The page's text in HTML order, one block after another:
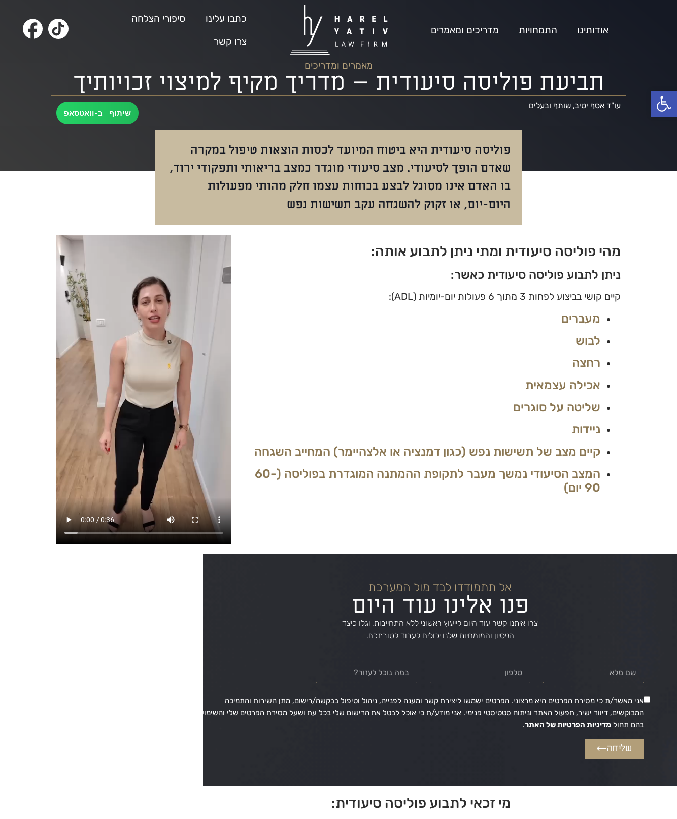
פתח סרגל נגישות
אודותינו התמחויות מדריכים ומאמרים
כתבו עלינו
סיפורי הצלחה
צרו קשר
מאמרים ומדריכים
תביעת פוליסה סיעודית – מדריך מקיף למיצוי זכויותיך
עו"ד אסף יטיב, שותף ובעלים
שיתוף ב-וואטסאפ
פוליסה סיעודית היא ביטוח המיועד לכסות הוצאות טיפול במקרה
שאדם הופך לסיעודי. מצב סיעודי מוגדר כמצב בריאותי ותפקודי ירוד,
בו האדם אינו מסוגל לבצע בכוחות עצמו חלק מהותי מפעולות
היום-יום, או זקוק להשגחה עקב תשישות נפש
מהי פוליסה סיעודית ומתי ניתן לתבוע אותה:
ניתן לתבוע פוליסה סיעודית כאשר:
קיים קושי בביצוע לפחות 3 מתוך 6 פעולות יום-יומיות (ADL):
מעברים
לבוש
רחצה
אכילה עצמאית
שליטה על סוגרים
ניידות
קיים מצב של תשישות נפש (כגון דמנציה או אלצהיימר) המחייב השגחה
המצב הסיעודי נמשך מעבר לתקופת ההמתנה המוגדרת בפוליסה (60-
90 יום)
אל תתמודדו לבד מול המערכת
פנו אלינו עוד היום
צרו איתנו קשר עוד היום לייעוץ ראשוני ללא התחייבות, וגלו כיצד
הניסיון והמומחיות שלנו יכולים לעבוד לטובתכם.
אני מאשר/ת כי מסירת הפרטים היא מרצוני. הפרטים ישמשו ליצירת קשר ומענה לפנייה, ניהול וטיפול בבקשה/רישום, מתן השירות והתמיכה
המבוקשים, דיוור ישיר, תפעול האתר וניתוח סטטיסטי פנימי. אני מודע/ת כי אוכל לבטל את הרישום שלי בכל עת ושעל מסירת הפרטים שלי והשימוש
בהם תחולמדיניות הפרטיות של האתר.
שליחה
מי זכאי לתבוע פוליסה סיעודית: